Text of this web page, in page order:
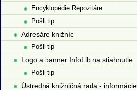
Encyklopédie Repozitáre
Pošli tip
Adresáre knižníc
Pošli tip
Logo a banner InfoLib na stiahnutie
Pošli tip
Ústredná knižničná rada - informácie